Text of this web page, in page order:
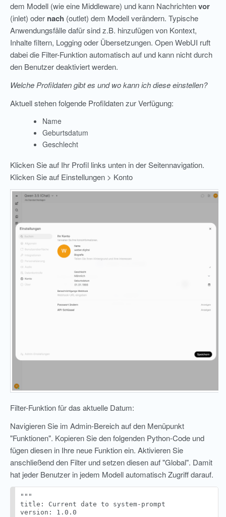
dem Modell (wie eine Middleware) und kann Nachrichtenvor
(inlet) oder nach (outlet) dem Modell verändern. Typische
Anwendungsfälle dafür sind z.B. hinzufügen von Kontext,
Inhalte filtern, Logging oder Übersetzungen. Open WebUI ruft
dabei die Filter-Funktion automatisch auf und kann nicht durch
den Benutzer deaktiviert werden.
Welche Profildaten gibt es und wo kann ich diese einstellen?
Aktuell stehen folgende Profildaten zur Verfügung:
Name
Geburtsdatum
Geschlecht
Klicken Sie auf Ihr Profil links unten in der Seitennavigation.
Klicken Sie auf Einstellungen > Konto
Filter-Funktion für das aktuelle Datum:
Navigieren Sie im Admin-Bereich auf den Menüpunkt
"Funktionen". Kopieren Sie den folgenden Python-Code und
fügen diesen in Ihre neue Funktion ein. Aktivieren Sie
anschließend den Filter und setzen diesen auf "Global". Damit
hat jeder Benutzer in jedem Modell automatisch Zugriff darauf.
"""
title: Current date to system-prompt
version: 1.0.0